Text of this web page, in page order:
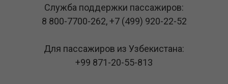
Служба поддержки пассажиров:
8 800-7700-262,+7 (499) 920-22-52
Для пассажиров из Узбекистана:
+99 871-20-55-813